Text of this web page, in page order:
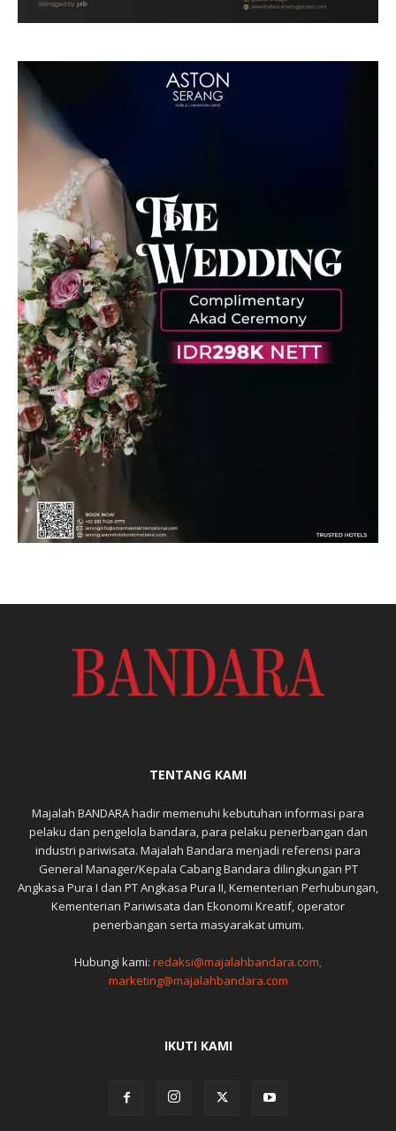
TENTANG KAMI
Majalah BANDARA hadir memenuhi kebutuhan informasi para
pelaku dan pengelola bandara, para pelaku penerbangan dan
industri pariwisata. Majalah Bandara menjadi referensi para
General Manager/Kepala Cabang Bandara dilingkungan PT
Angkasa Pura I dan PT Angkasa Pura II, Kementerian Perhubungan,
Kementerian Pariwisata dan Ekonomi Kreatif, operator
penerbangan serta masyarakat umum.
Hubungi kami: redaksi@majalahbandara.com,
marketing@majalahbandara.com
IKUTI KAMI